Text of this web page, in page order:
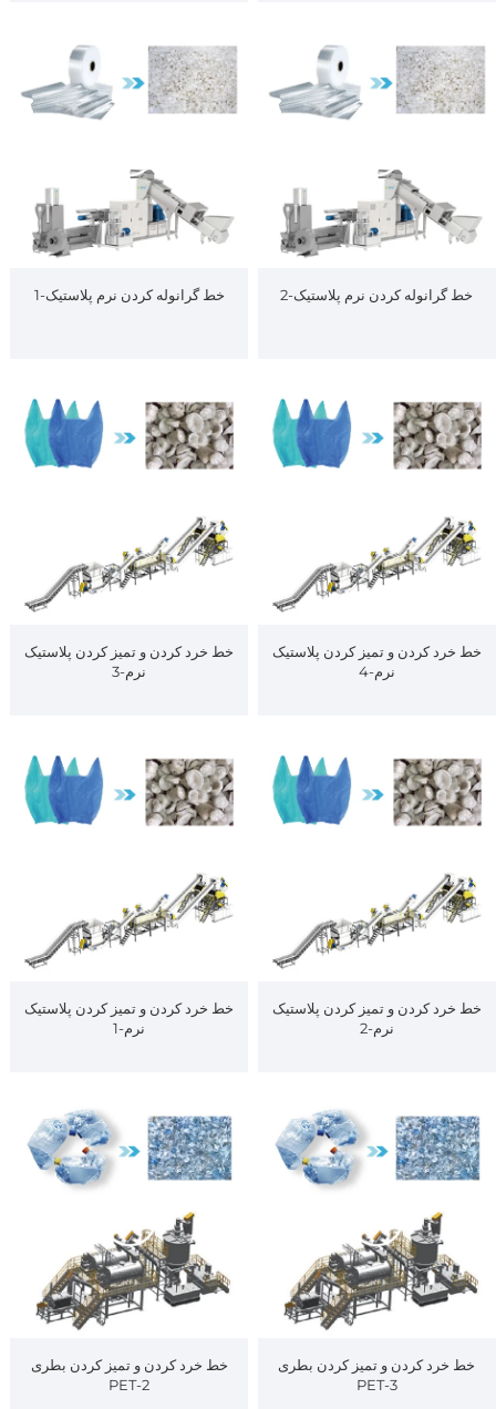
خط گرانوله کردن نرم پلاستیک-2 خط گرانوله کردن نرم پلاستیک-1
خط خرد کردن و تمیز کردن پلاستیک
نرم-4
خط خرد کردن و تمیز کردن پلاستیک
نرم-3
خط خرد کردن و تمیز کردن پلاستیک
نرم-2
خط خرد کردن و تمیز کردن پلاستیک
نرم-1
خط خرد کردن و تمیز کردن بطری
PET-3
خط خرد کردن و تمیز کردن بطری
PET-2